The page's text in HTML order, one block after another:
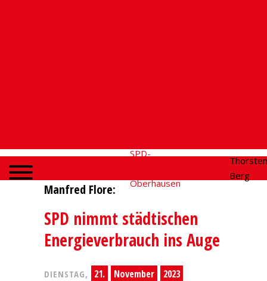
SPD-
Oberhausen
Thorsten
Berg
Manfred Flore:
SPD nimmt städtischen
Energieverbrauch ins Auge
DIENSTAG, 21. November 2023